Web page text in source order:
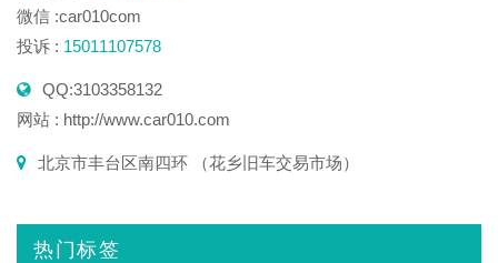
微信 :car010com
投诉 : 15011107578
QQ:3103358132
网站 : http://www.car010.com
北京市丰台区南四环 （花乡旧车交易市场）
热门标签